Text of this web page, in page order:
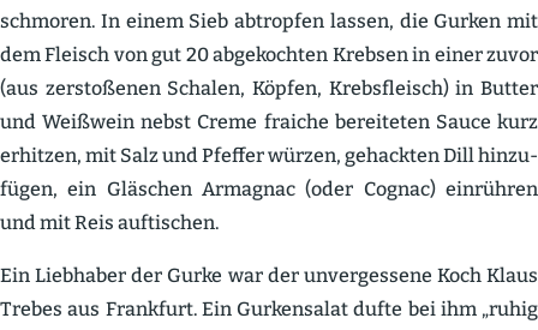
schmoren. In einem Sieb abtropfen lassen, die Gurken mit
dem Fleisch von gut 20 abgekochten Krebsen in einer zuvor
(aus zersto­ßenen Schalen, Köpfen, Krebs­fleisch) in Butter
und Weißwein nebst Creme fraiche berei­teten Sauce kurz
erhitzen, mit Salz und Pfeffer würzen, gehackten Dill hinzu­
fügen, ein Gläschen Armagnac (oder Cognac) einrühren
und mit Reis aufti­schen.
Ein Liebhaber der Gurke war der unver­gessene Koch Klaus
Trebes aus Frankfurt. Ein Gurken­salat dufte bei ihm „ruhig